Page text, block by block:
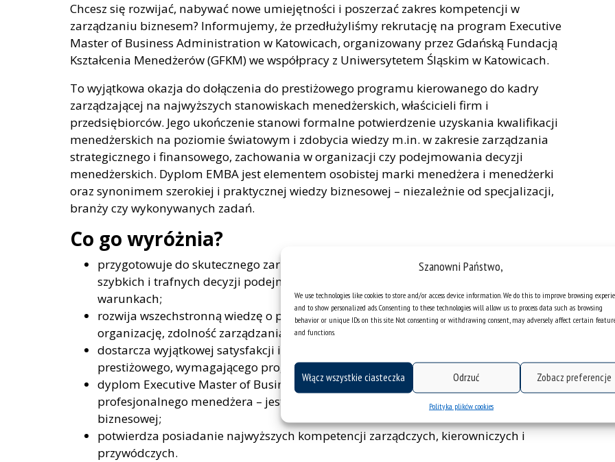
Szanowni Państwo,
We use technologies like cookies to store and/or access device information. We do this to improve browsing
and to show personalized ads. Consenting to these technologies will allow us to process data such as browsing
behavior or unique IDs on this site. Not consenting or withdrawing consent, may adversely affect certain
and functions.
Włącz wszystkie ciasteczka Odrzuć Zobacz preferencje
Polityka plików cookies
Chcesz się rozwijać, nabywać nowe umiejętności i poszerzać zakres kompetencji w
zarządzaniu biznesem? Informujemy, że przedłużyliśmy rekrutację na program Executive
Master of Business Administration w Katowicach, organizowany przez Gdańską Fundacją
Kształcenia Menedżerów (GFKM) we współpracy z Uniwersytetem Śląskim w Katowicach.
To wyjątkowa okazja do dołączenia do prestiżowego programu kierowanego do kadry
zarządzającej na najwyższych stanowiskach menedżerskich, właścicieli firm i
przedsiębiorców. Jego ukończenie stanowi formalne potwierdzenie uzyskania kwalifikacji
menedżerskich na poziomie światowym i zdobycia wiedzy m.in. w zakresie zarządzania
strategicznego i finansowego, zachowania w organizacji czy podejmowania decyzji
menedżerskich. Dyplom EMBA jest elementem osobistej marki menedżera i menedżerki
oraz synonimem szerokiej i praktycznej wiedzy biznesowej – niezależnie od specjalizacji,
branży czy wykonywanych zadań.
Co go wyróżnia?
przygotowuje do skutecznego zarządzania w świecie VUCA, w którym sukces zależy od
szybkich i trafnych decyzji podejmowanych w nieustannie zmieniających się
warunkach;
rozwija wszechstronną wiedzę o procesach biznesowych, całościowe spojrzenie na
organizację, zdolność zarządzania złożoną strukturą organizacji;
dostarcza wyjątkowej satysfakcji i pewności działania, wynikających z ukończenia
prestiżowego, wymagającego programu menedżerskiego;
dyplom Executive Master of Business Administration jest elementem osobistej marki
profesjonalnego menedżera – jest synonimem szerokiej i praktycznej wiedzy
biznesowej;
potwierdza posiadanie najwyższych kompetencji zarządczych, kierowniczych i
przywódczych.